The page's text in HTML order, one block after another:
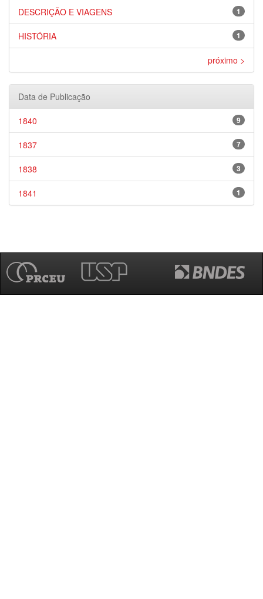
1
DESCRIÇÃO E VIAGENS
1
HISTÓRIA
próximo >
Data de Publicação
9
1840
7
1837
3
1838
1
1841